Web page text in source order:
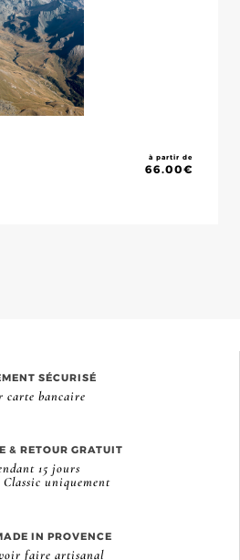
à partir de
66.00€
SÉCURISÉ
carte bancaire
& RETOUR GRATUIT
15 jours
uniquement
IN PROVENCE
faire artisanal